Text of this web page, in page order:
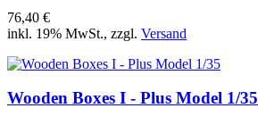
76,40 €
inkl. 19% MwSt., zzgl. Versand
Wooden Boxes I - Plus Model 1/35